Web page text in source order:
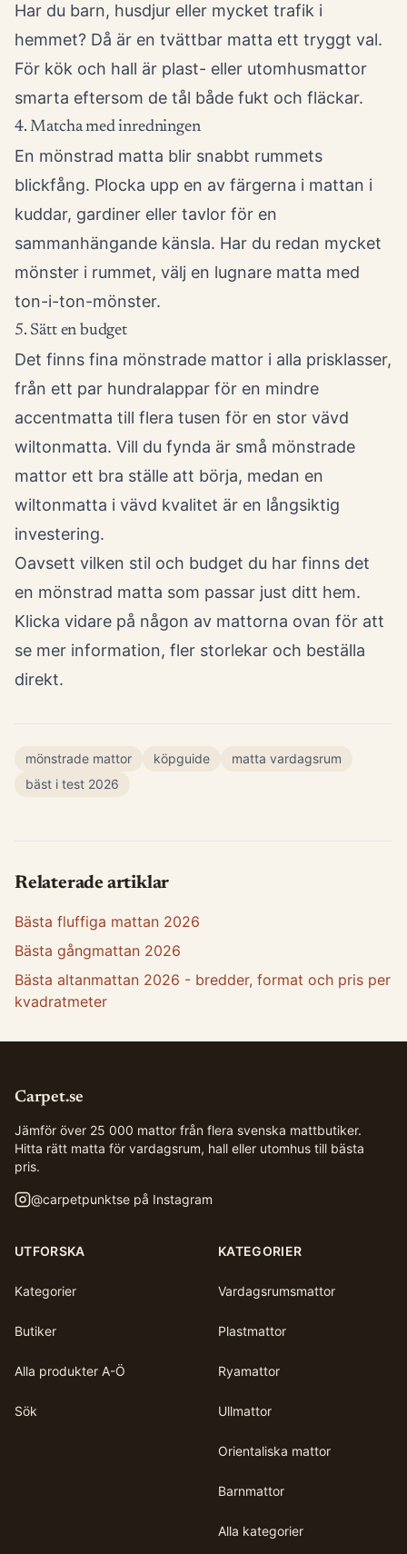
Har du barn, husdjur eller mycket trafik i
hemmet? Då är en tvättbar matta ett tryggt val.
För kök och hall är plast- eller utomhusmattor
smarta eftersom de tål både fukt och fläckar.
4. Matcha med inredningen
En mönstrad matta blir snabbt rummets
blickfång. Plocka upp en av färgerna i mattan i
kuddar, gardiner eller tavlor för en
sammanhängande känsla. Har du redan mycket
mönster i rummet, välj en lugnare matta med
ton-i-ton-mönster.
5. Sätt en budget
Det finns fina mönstrade mattor i alla prisklasser,
från ett par hundralappar för en mindre
accentmatta till flera tusen för en stor vävd
wiltonmatta. Vill du fynda är små mönstrade
mattor ett bra ställe att börja, medan en
wiltonmatta i vävd kvalitet är en långsiktig
investering.
Oavsett vilken stil och budget du har finns det
en mönstrad matta som passar just ditt hem.
Klicka vidare på någon av mattorna ovan för att
se mer information, fler storlekar och beställa
direkt.
mönstrade mattor köpguide
matta vardagsrum
bäst i test 2026
Relaterade artiklar
Bästa fluffiga mattan 2026
Bästa gångmattan 2026
Bästa altanmattan 2026 - bredder, format och pris per
kvadratmeter
Carpet.se
Jämför över 25 000 mattor från flera svenska mattbutiker.
Hitta rätt matta för vardagsrum, hall eller utomhus till bästa
pris.
@carpetpunktse på Instagram
UTFORSKA
Kategorier
Butiker
Alla produkter A-Ö
Sök
KATEGORIER
Vardagsrumsmattor
Plastmattor
Ryamattor
Ullmattor
Orientaliska mattor
Barnmattor
Alla kategorier